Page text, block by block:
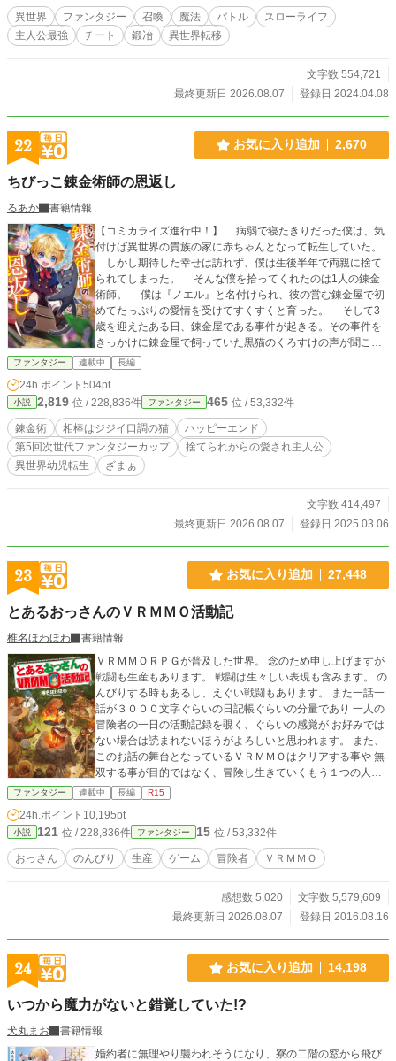
異世界 ファンタジー 召喚 魔法 バトル
スローライフ
主人公最強
チート 鍛冶 異世界転移
文字数 554,721
最終更新日 2026.08.07
登録日 2024.04.08
22 お気に入り追加 2,670
ちびっこ錬金術師の恩返し
るあか
書籍情報
【コミカライズ進行中！】 病弱で寝たきりだった僕は、気
付けば異世界の貴族の家に赤ちゃんとなって転生していた。
しかし期待した幸せは訪れず、僕は生後半年で両親に捨て
られてしまった。 そんな僕を拾ってくれたのは1人の錬金
術師。 僕は『ノエル』と名付けられ、彼の営む錬金屋で初
めてたっぷりの愛情を受けてすくすくと育った。 そして3
歳を迎えたある日、錬金屋である事件が起きる。その事件を
きっかけに錬金屋で飼っていた黒猫のくろすけの声が聞こえ
るようになり、僕には超能力のスキルと膨大な魔力があるこ
とが分かった。 くろすけは錬金術に詳しい特別な猫で、僕
は彼に弟子入りをして、錬金術を覚えることに。 個性豊か
な3人の冒険者と、お父さんの錬金したアイテムの納品先であ
る道具屋さん。 僕は彼らに優しく見守られながら、次々に
お父さんに訪れる災難をこっそり解決していく。 全ては、
大好きなお父さんとのいつも通りの平穏な毎日のために。 ー
ーーー ・2025年アルファポリス「第5回次世代ファンタジー
刊行 ・2026年3月9日 2巻刊行 ・2026年7月8日 3巻刊行
・旧題：赤ちゃん錬金術師の恩返し
ファンタジー 連載中 長編
24h.ポイント 504pt
小説 2,819 位 / 228,836件 ファンタジー 465 位 / 53,332件
錬金術 相棒はジジイ口調の猫
ハッピーエンド
第5回次世代ファンタジーカップ
捨てられからの愛され主人公
異世界幼児転生
ざまぁ
文字数 414,497
最終更新日 2026.08.07
登録日 2025.03.06
23 お気に入り追加 27,448
とあるおっさんのＶＲＭＭＯ活動記
椎名ほわほわ
書籍情報
ＶＲＭＭＯＲＰＧが普及した世界。 念のため申し上げますが
戦闘も生産もあります。 戦闘は生々しい表現も含みます。 の
んびりする時もあるし、えぐい戦闘もあります。 また一話一
話が３０００文字ぐらいの日記帳ぐらいの分量であり 一人の
冒険者の一日の活動記録を覗く、ぐらいの感覚が お好みでは
ない場合は読まれないほうがよろしいと思われます。 また、
このお話の舞台となっているＶＲＭＭＯはクリアする事や 無
双する事が目的ではなく、冒険し生きていくもう１つの人生
が テーマとなっているＶＲＭＭＯですので、極端に戦闘続き
という 事もございません。 また、転生物やデスゲームなどに
変化することもございませんので、そのようなお話がお好み
の方は読まれないほうが良いと思われます。
ファンタジー 連載中 長編 R15
24h.ポイント 10,195pt
小説 121 位 / 228,836件 ファンタジー 15 位 / 53,332件
おっさん のんびり 生産 ゲーム 冒険者 ＶＲＭＭＯ
感想数 5,020
文字数 5,579,609
最終更新日 2026.08.07
登録日 2016.08.16
24 お気に入り追加 14,198
いつから魔力がないと錯覚していた!?
犬丸まお
書籍情報
婚約者に無理やり襲われそうになり、寮の二階の窓から飛び